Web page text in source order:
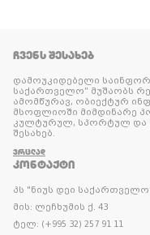
ᲩᲕᲔᲜᲡ ᲨᲔᲡᲐᲮᲔᲑ
დამოუკიდებელი
საქართველო” მუშაობს
ამომწურავ, ობიექტურ
მსოფლიოში მიმდინარე
კულტურულ, სპორტულ და
შესახებ.
ᲕᲠᲪᲚᲐᲓ
ᲙᲝᲜᲢᲐᲥᲢᲘ
პს "ნიუს დეი
მის: ლეჩხუმის ქ. 43
ტელ: (+995 32) 257 91 11